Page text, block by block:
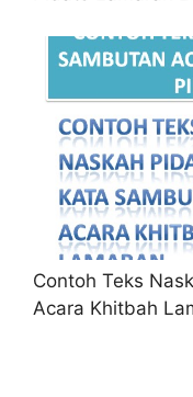
Contoh Teks
Acara Khitbah